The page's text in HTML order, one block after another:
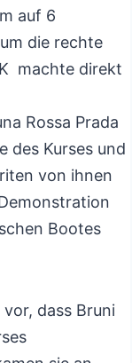
auf 6
die rechte
machte direkt
Rossa Prada
des Kurses und
von ihnen
Bootes
dass Bruni